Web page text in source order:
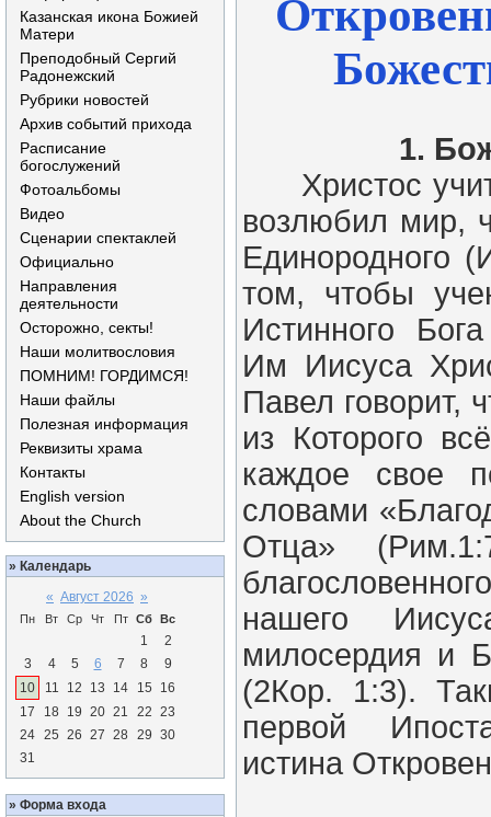
Казанская икона Божией
Матери
Преподобный Сергий
Радонежский
Рубрики новостей
Архив событий прихода
Расписание
богослужений
Фотоальбомы
Видео
Сценарии спектаклей
Официально
Направления
деятельности
Осторожно, секты!
Наши молитвословия
ПОМНИМ! ГОРДИМСЯ!
Наши файлы
Полезная информация
Реквизиты храма
Контакты
English version
About the Church
» Календарь
« Август 2026 »
Пн Вт Ср Чт Пт Сб Вс
1
2
3
4 5 6 7 8
9
10
11 12 13 14 15
16
17
18 19 20 21 22 23
24 25 26 27 28 29 30
31
» Форма входа
1.
Христос учит
возлюбил мир,
Единородного
том, чтобы
Истинного
Им Иисуса
Павел говорит,
из Которого
каждое свое
словами
Отца»
нашего
милосердия и
(2Кор. 1:3).
первой
истина